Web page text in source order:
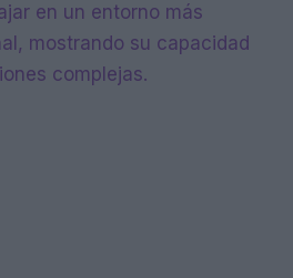
en un entorno más
mostrando su capacidad
complejas.